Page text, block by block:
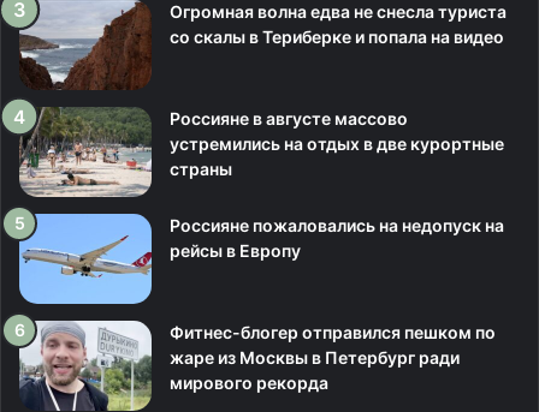
Огромная волна едва не снесла туриста
со скалы в Териберке и попала на видео
Россияне в августе массово
устремились на отдых в две курортные
страны
Россияне пожаловались на недопуск на
рейсы в Европу
Фитнес-блогер отправился пешком по
жаре из Москвы в Петербург ради
мирового рекорда